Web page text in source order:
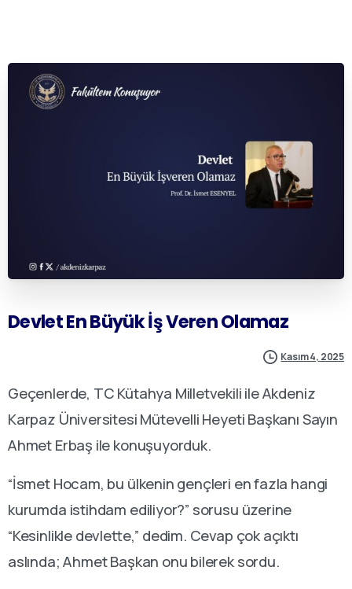
DevletEnBüyükİşVerenOlamaz
Kasım 4, 2025
Geçenlerde, TC Kütahya Milletvekili ile Akdeniz
Karpaz Üniversitesi Mütevelli Heyeti Başkanı Sayın
Ahmet Erbaş ile konuşuyorduk.
“İsmet Hocam, bu ülkenin gençleri en fazla hangi
kurumda istihdam ediliyor?” sorusu üzerine
“Kesinlikle devlette,” dedim. Cevap çok açıktı
aslında; Ahmet Başkan onu bilerek sordu.